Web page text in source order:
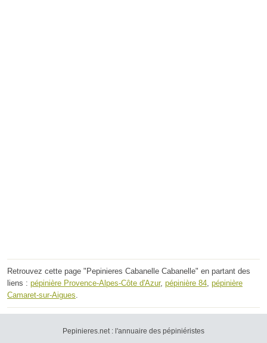
Retrouvez cette page "Pepinieres Cabanelle Cabanelle" en partant des
liens : pépinière Provence-Alpes-Côte d'Azur, pépinière 84 pépinière
Camaret-sur-Aigues
Pepinieres.net : l'annuaire des pépiniéristes